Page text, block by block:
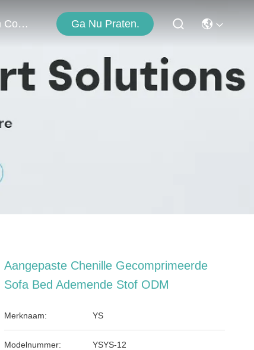
Neem Contact Met Ons Op Ga Nu Praten.
Aangepaste Chenille Gecomprimeerde
Sofa Bed Ademende Stof ODM
Merknaam: YS
Modelnummer: YSYS-12